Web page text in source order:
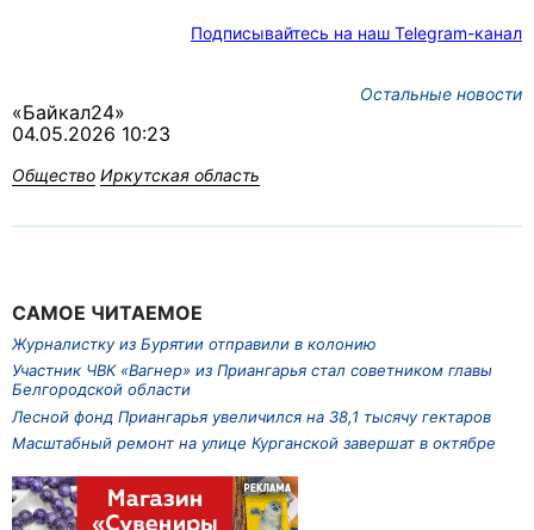
Подписывайтесь на наш Telegram-канал
Остальные новости
«Байкал24»
04.05.2026 10:23
Общество Иркутская область
САМОЕ ЧИТАЕМОЕ
Журналистку из Бурятии отправили в колонию
Участник ЧВК «Вагнер» из Приангарья стал советником главы
Белгородской области
Лесной фонд Приангарья увеличился на 38,1 тысячу гектаров
Масштабный ремонт на улице Курганской завершат в октябре